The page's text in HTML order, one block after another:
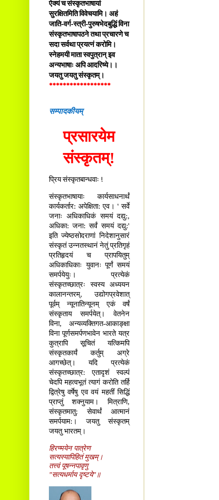
ऐक्यं च संस्कृतभाषायां
सुरक्षितमिति विवेचयामि। अहं
जाति-वर्ग-स्त्री-पुरुषभेदबुद्धिं विना
संस्कृतभाषापठने तथा प्रचारणे च
सदा सर्वथा प्रयत्नं करोमि।
स्नेहमयी माता स्वपुत्रान् इव
अन्यभाषाः अपि आदरिष्ये।।
जयतु जयतु संस्कृतम्।
******************
सम्पादकीयम्
प्रसारयेम
संस्कृतम्!
प्रिय संस्कृतबान्धवाः !
संस्कृतभाषायाः कार्यसाधनार्थं
कार्यकर्तार: अपेक्षिता: एव। ' सर्वे
जनाः अधिकाधिकं समयं दद्यु:,
अधिका: जना: सर्वं समयं दद्यु:'
इति ज्येष्ठसोदराणां निदेशानुसारं
संस्कृतं उन्नतस्थानं नेतुं प्रतिगृहं
प्रतिहृदयं च प्रापयितुम्
अधिकाधिकाः युवानः पूर्णं समयं
समर्पयेयुः। प्रत्येकं
संस्कृतच्छात्रः स्वस्य अध्ययन
कालानन्तरम्, उद्योगप्रवेशात्
पूर्वम् न्यूनातिन्यूनम् एकं वर्षं
संस्कृताय समर्पयेत्। वेतनेन
विना, अन्यव्यक्तिगत-आकाङ्क्षा
विना पूर्णसमर्पणभावेन भारते यत्र
कुत्रापि सूचितं यत्किमपि
संस्कृतकार्यं कर्तुम् अग्रे
आगच्छेत्। यदि प्रत्येकं
संस्कृतच्छात्र: एतादृशं स्वल्पं
चेदपि महत्वभूतं त्यागं करोति तर्हि
द्वित्रेषु वर्षेषु एव वयं महतीं सिद्धिं
प्राप्तुं शक्नुयाम। मित्राणि,
संस्कृतमातु: सेवार्थं आत्मानं
समर्पयाम:। जयतु संस्कृतम्
जयतु भारतम्।
हिरण्मयेन पात्रेण
सत्यस्यापिहितं मुखम्।
तत्त्वं पूषन्नपावृणु
"सत्यधर्माय दृष्टये"॥